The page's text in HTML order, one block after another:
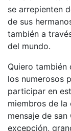
se arrepienten
de sus
también a
del mundo.
Quiero también
los numerosos
participar en
miembros de la
mensaje de
excepción,